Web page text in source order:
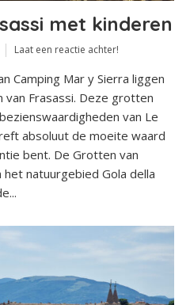
met kinderen
Laat een reactie achter!
Camping Mar y Sierra liggen
Frasassi. Deze grotten
van Le
absoluut de moeite waard
bent. De Grotten van
het natuurgebied Gola della